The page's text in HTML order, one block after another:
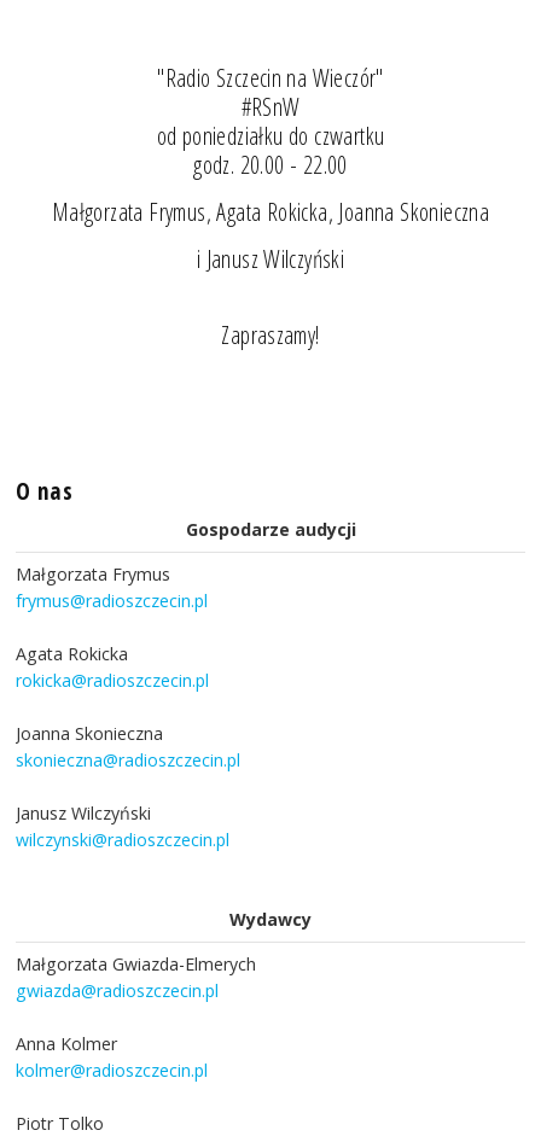
"Radio Szczecin na Wieczór"
#RSnW
od poniedziałku do czwartku
godz. 20.00 - 22.00
Małgorzata Frymus, Agata Rokicka, Joanna Skonieczna
i Janusz Wilczyński
Zapraszamy!
O nas
Gospodarze audycji
Małgorzata Frymus
frymus@radioszczecin.pl
Agata Rokicka
rokicka@radioszczecin.pl
Joanna Skonieczna
skonieczna@radioszczecin.pl
Janusz Wilczyński
wilczynski@radioszczecin.pl
Wydawcy
Małgorzata Gwiazda-Elmerych
gwiazda@radioszczecin.pl
Anna Kolmer
kolmer@radioszczecin.pl
Piotr Tolko